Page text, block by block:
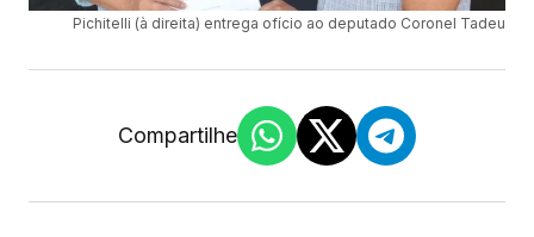
Pichitelli (à direita) entrega ofício ao deputado Coronel Tadeu
Compartilhe